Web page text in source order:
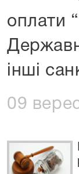
оплати
інші
09